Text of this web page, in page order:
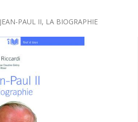
JEAN-PAUL II, LA BIOGRAPHIE